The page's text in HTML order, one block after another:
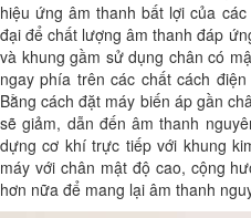
hiệu ứng âm thanh bất lợi của
đại để chất lượng âm thanh đáp
và khung gầm sử dụng chân có
ngay phía trên các chất cách
Bằng cách đặt máy biến áp gần
sẽ giảm, dẫn đến âm thanh
dựng cơ khí trực tiếp với khung
máy với chân mật độ cao, cộng
hơn nữa để mang lại âm thanh